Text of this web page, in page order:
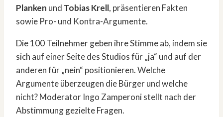
Planken und Tobias Krell, präsentieren Fakten
sowie Pro- und Kontra-Argumente.
Die 100 Teilnehmer geben ihre Stimme ab, indem sie
sich auf einer Seite des Studios für „ja“ und auf der
anderen für „nein“ positionieren. Welche
Argumente überzeugen die Bürger und welche
nicht? Moderator Ingo Zamperoni stellt nach der
Abstimmung gezielte Fragen.